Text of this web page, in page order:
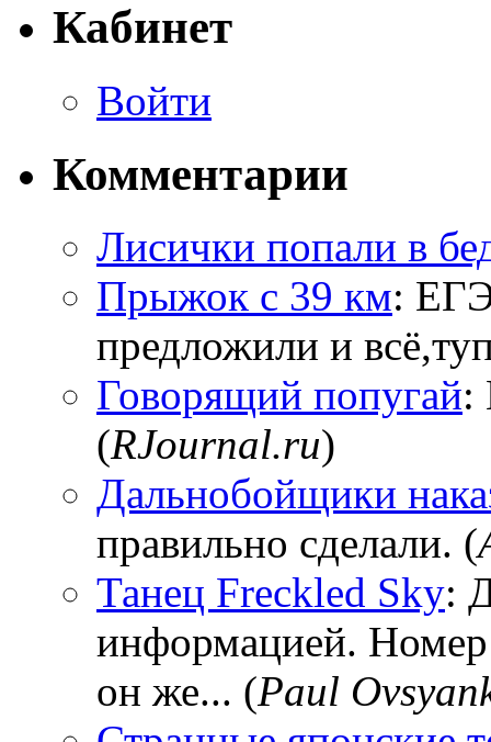
Кабинет
Войти
Комментарии
Лисички попали в
Прыжок с 39 км:
предложили и
Говорящий попугай:
(RJournal.ru)
Дальнобойщики
правильно сделали. (
Танец Freckled Sky:
информацией.
он же... (Paul